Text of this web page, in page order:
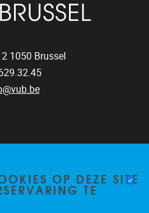
1050 Brussel
OP DEZE SITE
TE